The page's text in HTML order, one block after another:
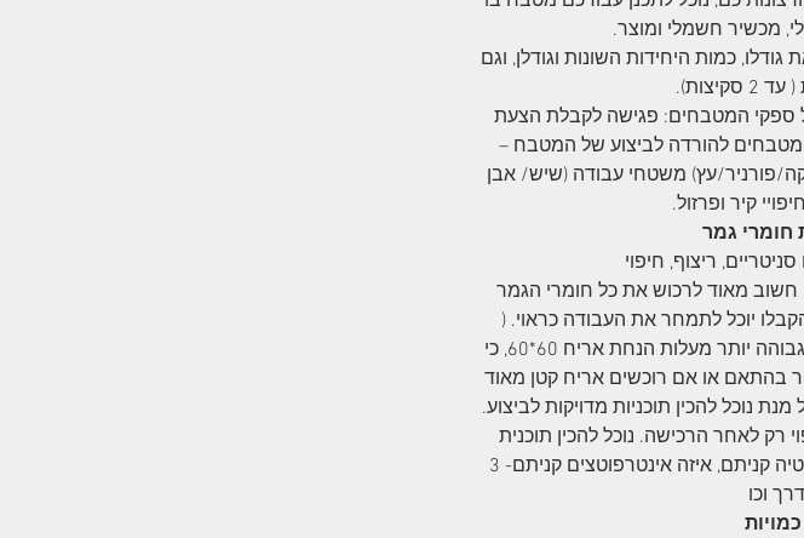
מכשיר חשמלי ומוצר.
כמות היחידות השונות וגודלן, וגם
ליווי לעד 2 פגישות אצל ספקי המטבחים: פגישה לקבלת הצעת
להורדה לביצוע של המטבח –
פורניר/עץ) משטחי עבודה (שיש/ אבן
קיר ופרזול.
ריצוף, חיפוי
חשוב מאוד לרכוש את כל חומרי הגמר
יוכל לתמחר את העבודה כראוי. (
לדוגמא: עלות הנחת אריח בגודל 120*120 גבוהה יותר מעלות הנחת אריח 60*60, כי
בהתאם או אם רוכשים אריח קטן מאוד
נוכל להכין תוכניות מדויקות לביצוע.
רק לאחר הרכישה. נוכל להכין תוכנית
אינסטלציה רק לאחר שנדע איזה גודל אמבטיה קניתם, איזה אינטרפוטצים קניתם- 3